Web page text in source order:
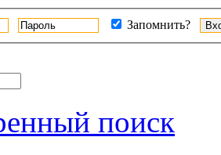
Запомнить?
поиск